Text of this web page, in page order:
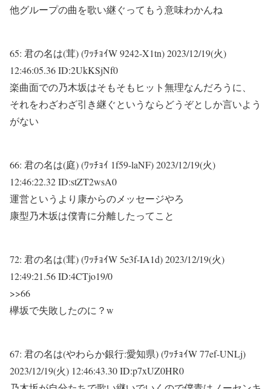
他グループの曲を歌い継ぐってもう意味わかんね
65: 君の名は(茸) (ﾜｯﾁｮｲW 9242-X1tn)2023/12/19(火)
12:46:05.36 ID:2UkKSjNf0
楽曲面での乃木坂はそもそもヒット無理なんだろうに、
それをわざわざ引き継ぐというならどうぞとしか言いよう
がない
66: 君の名は(庭) (ﾜｯﾁｮｲ 1f59-laNF)2023/12/19(火)
12:46:22.32 ID:stZT2wsA0
運営というより康からのメッセージやろ
康型乃木坂は僕青に分離したってこと
72: 君の名は(茸) (ﾜｯﾁｮｲW 5e3f-IA1d)2023/12/19(火)
12:49:21.56 ID:4CTjo19/0
>>66
欅坂で失敗したのに？w
67: 君の名は(やわらか銀行:愛知県) (ﾜｯﾁｮｲW 77ef-UNLj)
2023/12/19(火) 12:46:43.30 ID:p7xUZ0HR0